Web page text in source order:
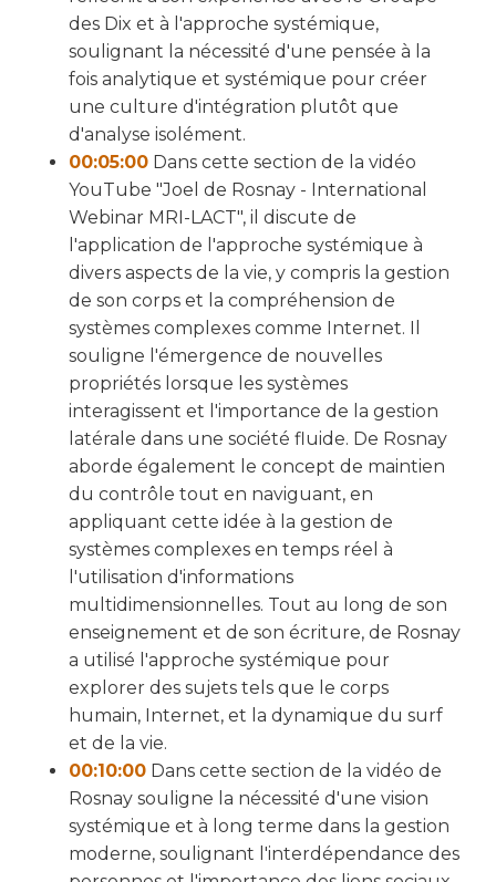
des Dix et à l'approche systémique,
soulignant la nécessité d'une pensée à la
fois analytique et systémique pour créer
une culture d'intégration plutôt que
d'analyse isolément.
00:05:00 Dans cette section de la vidéo
YouTube "Joel de Rosnay - International
Webinar MRI-LACT", il discute de
l'application de l'approche systémique à
divers aspects de la vie, y compris la gestion
de son corps et la compréhension de
systèmes complexes comme Internet. Il
souligne l'émergence de nouvelles
propriétés lorsque les systèmes
interagissent et l'importance de la gestion
latérale dans une société fluide. De Rosnay
aborde également le concept de maintien
du contrôle tout en naviguant, en
appliquant cette idée à la gestion de
systèmes complexes en temps réel à
l'utilisation d'informations
multidimensionnelles. Tout au long de son
enseignement et de son écriture, de Rosnay
a utilisé l'approche systémique pour
explorer des sujets tels que le corps
humain, Internet, et la dynamique du surf
et de la vie.
00:10:00 Dans cette section de la vidéo de
Rosnay souligne la nécessité d'une vision
systémique et à long terme dans la gestion
moderne, soulignant l'interdépendance des